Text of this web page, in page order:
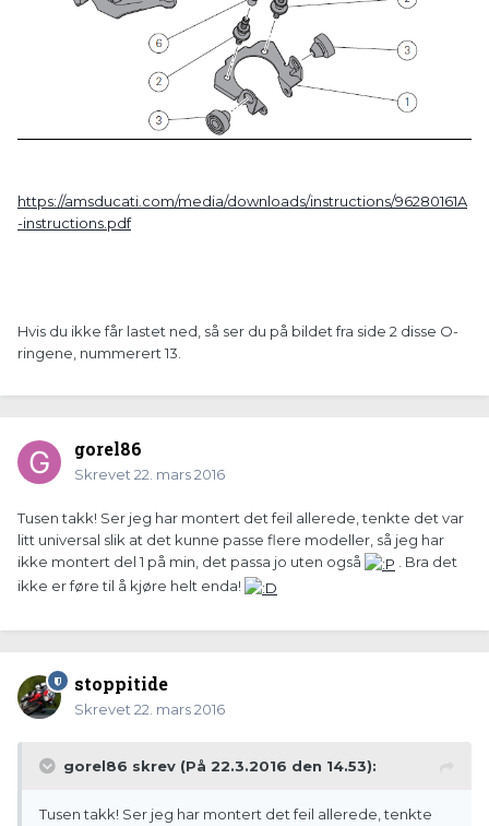
https://amsducati.com/media/downloads/instructions/96280161A
-instructions.pdf
Hvis du ikke får lastet ned, så ser du på bildet fra side 2 disse O-
ringene, nummerert 13.
gorel86
Skrevet22. mars 2016
Tusen takk! Ser jeg har montert det feil allerede, tenkte det var
litt universal slik at det kunne passe flere modeller, så jeg har
ikke montert del 1 på min, det passa jo uten også
. Bra det
ikke er føre til å kjøre helt enda!
stoppitide
Skrevet22. mars 2016
gorel86 skrev (På 22.3.2016 den 14.53):
Tusen takk! Ser jeg har montert det feil allerede, tenkte